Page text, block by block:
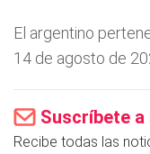
El argentino
14 de agosto de
Suscríbete
Recibe todas las